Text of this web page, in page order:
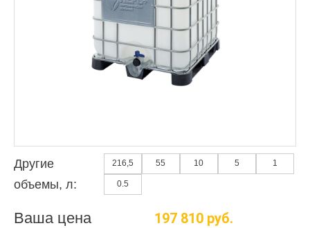
Другие
объемы, л:
216,5 55 10 5 1
0.5
Ваша цена 197 810 руб.